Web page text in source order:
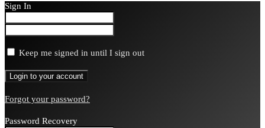
Sign In
Keep me signed in until I sign out
Forgot your password?
Password Recovery